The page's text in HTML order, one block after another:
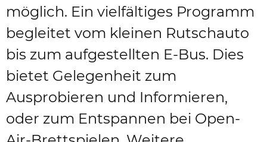
möglich. Ein vielfältiges Programm
begleitet vom kleinen Rutschauto
bis zum aufgestellten E-Bus. Dies
bietet Gelegenheit zum
Ausprobieren und Informieren,
oder zum Entspannen bei Open-